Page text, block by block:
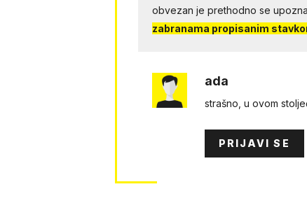
obvezan je prethodno se
zabranama propisanim
ada
strašno, u ovom
PRIJAVI SE